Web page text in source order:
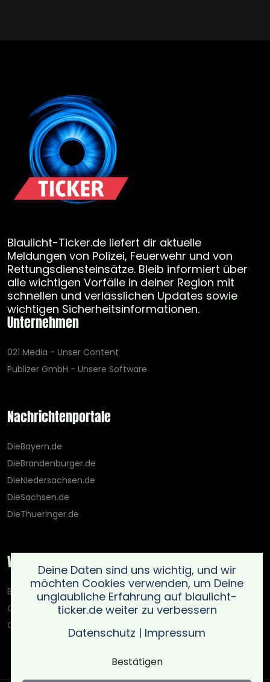
Blaulicht-Ticker.de liefert dir aktuelle
Meldungen von Polizei, Feuerwehr und von
Rettungsdiensteinsätze. Bleib informiert über
alle wichtigen Vorfälle in deiner Region mit
schnellen und verlässlichen Updates sowie
wichtigen Sicherheitsinformationen.
Unternehmen
021 Media - Unser Content
Publizer GmbH - Unsere Software
Nachrichtenportale
DieBayern.de
DieBrandenburger.de
DieNiedersachsen.de
DieSachsen.de
DieThueringer.de
Weitere Portale
Blaulicht-Ticker.de
Oberlausitz.holiday
OnlinedatingKompass.de
Deine Daten sind uns wichtig, und wir
möchten Cookies verwenden, um Deine
unglaubliche Erfahrung auf blaulicht-
ticker.de weiter zu verbessern
Datenschutz | Impressum
Bestätigen